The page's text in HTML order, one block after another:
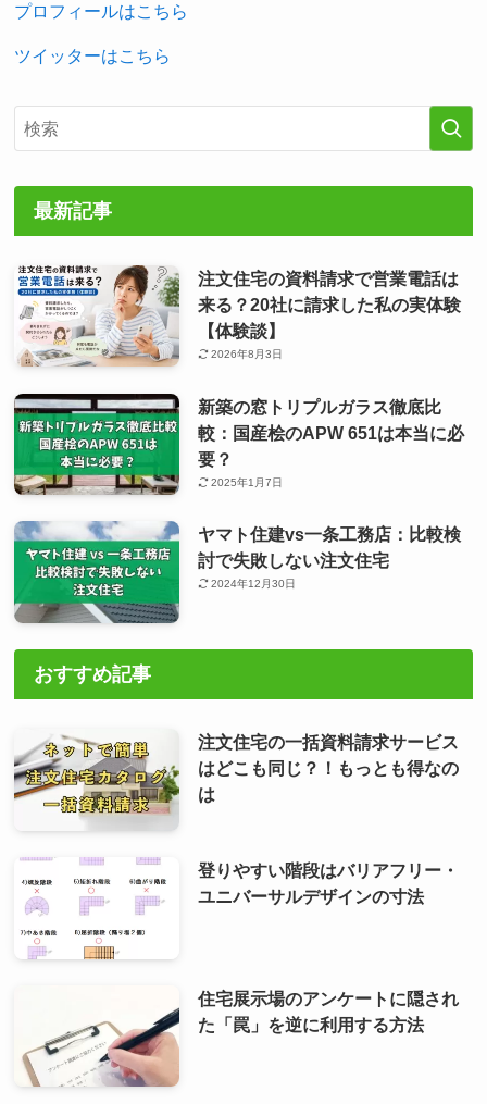
プロフィールはこちら
ツイッターはこちら
最新記事
注文住宅の資料請求で営業電話は
来る？20社に請求した私の実体験
【体験談】
2026年8月3日
新築の窓トリプルガラス徹底比
較：国産桧のAPW 651は本当に必
要？
2025年1月7日
ヤマト住建vs一条工務店：比較検
討で失敗しない注文住宅
2024年12月30日
おすすめ記事
注文住宅の一括資料請求サービス
はどこも同じ？！もっとも得なの
は
登りやすい階段はバリアフリー・
ユニバーサルデザインの寸法
住宅展示場のアンケートに隠され
た「罠」を逆に利用する方法